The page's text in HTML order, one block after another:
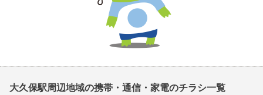
大久保駅周辺地域の携帯・通信・家電のチラシ一覧